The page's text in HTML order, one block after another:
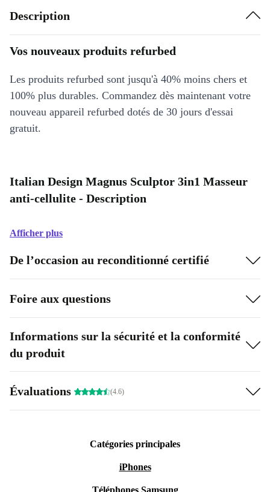
Description
Vos nouveaux produits refurbed
Les produits refurbed sont jusqu'à 40% moins chers et
100% plus durables. Commandez dès maintenant votre
nouveau appareil refurbed dotés de 30 jours d'essai
gratuit.
Italian Design Magnus Sculptor 3in1 Masseur
anti-cellulite - Description
Afficher plus
De l’occasion au reconditionné certifié
Foire aux questions
Informations sur la sécurité et la conformité
du produit
Évaluations (4.6)
Catégories principales
iPhones